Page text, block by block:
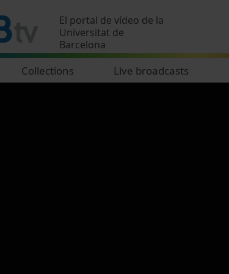
El portal de vídeo de la
Universitat de
Barcelona
Collections Live broadcasts